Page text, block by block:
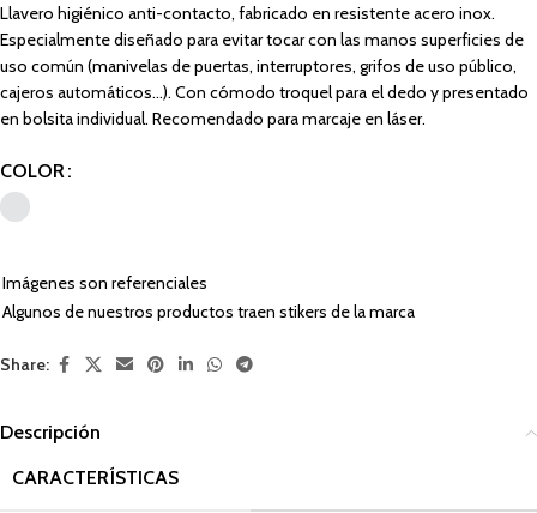
Llavero higiénico anti-contacto, fabricado en resistente acero inox.
Especialmente diseñado para evitar tocar con las manos superficies de
uso común (manivelas de puertas, interruptores, grifos de uso público,
cajeros automáticos…). Con cómodo troquel para el dedo y presentado
en bolsita individual. Recomendado para marcaje en láser.
COLOR
Imágenes son referenciales
Algunos de nuestros productos traen stikers de la marca
Share:
Descripción
CARACTERÍSTICAS